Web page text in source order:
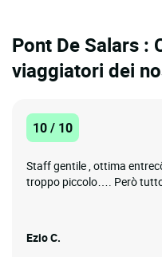
Pont De Salars :
viaggiatori dei
10 / 10
Staff gentile , ottima
troppo piccolo…. Però
Ezio C.